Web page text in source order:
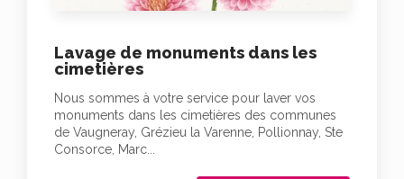
Lavage de monuments dans les
cimetières
Nous sommes à votre service pour laver vos
monuments dans les cimetières des communes
de Vaugneray, Grézieu la Varenne, Pollionnay, Ste
Consorce, Marc...